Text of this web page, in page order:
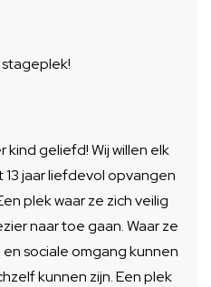
kind geliefd! Wij willen elk
jaar liefdevol opvangen
plek waar ze zich veilig
naar toe gaan. Waar ze
sociale omgang kunnen
kunnen zijn. Een plek